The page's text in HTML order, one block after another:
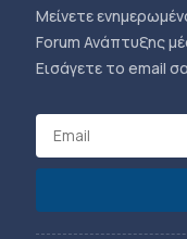
Μείνετε
Forum Ανάπτυξης
Εισάγετε το email